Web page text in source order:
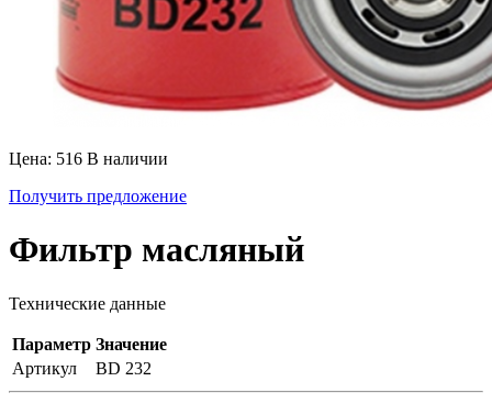
Цена: 516 В наличии
Получить предложение
Фильтр масляный
Технические данные
Параметр Значение
Артикул
BD 232